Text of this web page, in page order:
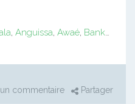
, Anguissa, Awaé, Bankomo
commentaire Partager